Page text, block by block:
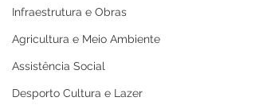
Infraestrutura e Obras
Agricultura e Meio Ambiente
Assistência Social
Desporto Cultura e Lazer